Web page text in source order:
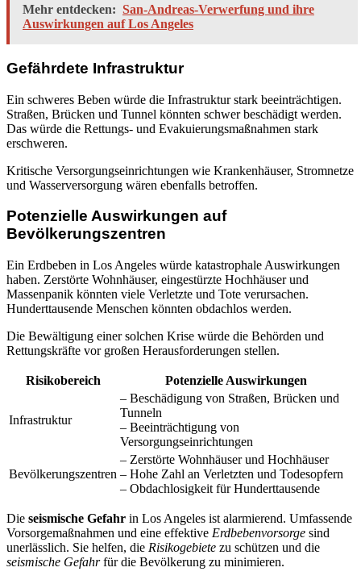
Mehr entdecken: San-Andreas-Verwerfung und ihre
Auswirkungen auf Los Angeles
Gefährdete Infrastruktur
Ein schweres Beben würde die Infrastruktur stark beeinträchtigen.
Straßen, Brücken und Tunnel könnten schwer beschädigt werden.
Das würde die Rettungs- und Evakuierungsmaßnahmen stark
erschweren.
Kritische Versorgungseinrichtungen wie Krankenhäuser, Stromnetze
und Wasserversorgung wären ebenfalls betroffen.
Potenzielle Auswirkungen auf
Bevölkerungszentren
Ein Erdbeben in Los Angeles würde katastrophale Auswirkungen
haben. Zerstörte Wohnhäuser, eingestürzte Hochhäuser und
Massenpanik könnten viele Verletzte und Tote verursachen.
Hunderttausende Menschen könnten obdachlos werden.
Die Bewältigung einer solchen Krise würde die Behörden und
Rettungskräfte vor großen Herausforderungen stellen.
Risikobereich Potenzielle Auswirkungen
Infrastruktur
– Beschädigung von Straßen, Brücken und
Tunneln
– Beeinträchtigung von
Versorgungseinrichtungen
Bevölkerungszentren
– Zerstörte Wohnhäuser und Hochhäuser
– Hohe Zahl an Verletzten und Todesopfern
– Obdachlosigkeit für Hunderttausende
Die seismische Gefahr in Los Angeles ist alarmierend. Umfassende
Vorsorgemaßnahmen und eine effektive Erdbebenvorsorge sind
unerlässlich. Sie helfen, die Risikogebiete zu schützen und die
seismische Gefahrfür die Bevölkerung zu minimieren.